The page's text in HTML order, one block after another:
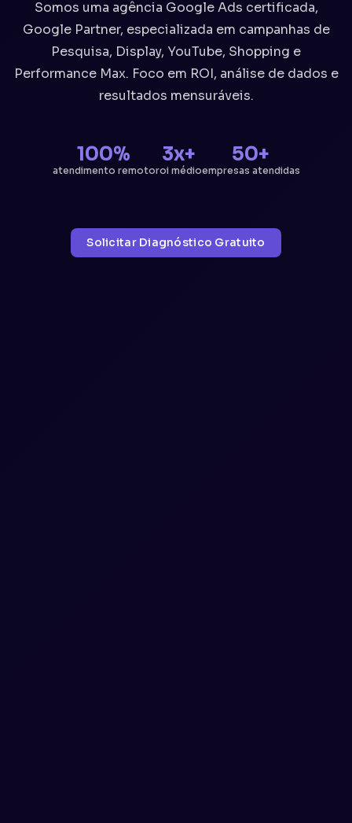
Somos uma agência Google Ads certificada,
Google Partner, especializada em campanhas de
Pesquisa, Display, YouTube, Shopping e
Performance Max. Foco em ROI, análise de dados e
resultados mensuráveis.
100%
atendimento remoto
3x+
roi médio
50+
empresas atendidas
Solicitar Diagnóstico Gratuito